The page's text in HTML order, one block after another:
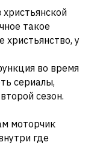
такое
христьянство, у
во время
сериалы,
сезон.
моторчик
где